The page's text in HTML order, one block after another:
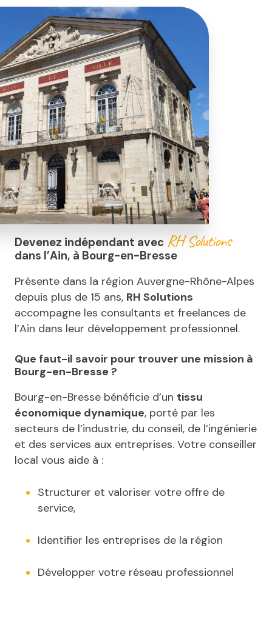
Devenez indépendant avec RH Solutions
dans l’Ain, à Bourg-en-Bresse
Présente dans la région Auvergne-Rhône-Alpes
depuis plus de 15 ans, RH Solutions
accompagne les consultants et freelances de
l’Ain dans leur développement professionnel.
Que faut-il savoir pour trouver une mission à
Bourg-en-Bresse ?
Bourg-en-Bresse bénéficie d’un tissu
économique dynamique, porté par les
secteurs de l’industrie, du conseil, de l’ingénierie
et des services aux entreprises. Votre conseiller
local vous aide à :
Structurer et valoriser votre offre de
service,
Identifier les entreprises de la région
Développer votre réseau professionnel